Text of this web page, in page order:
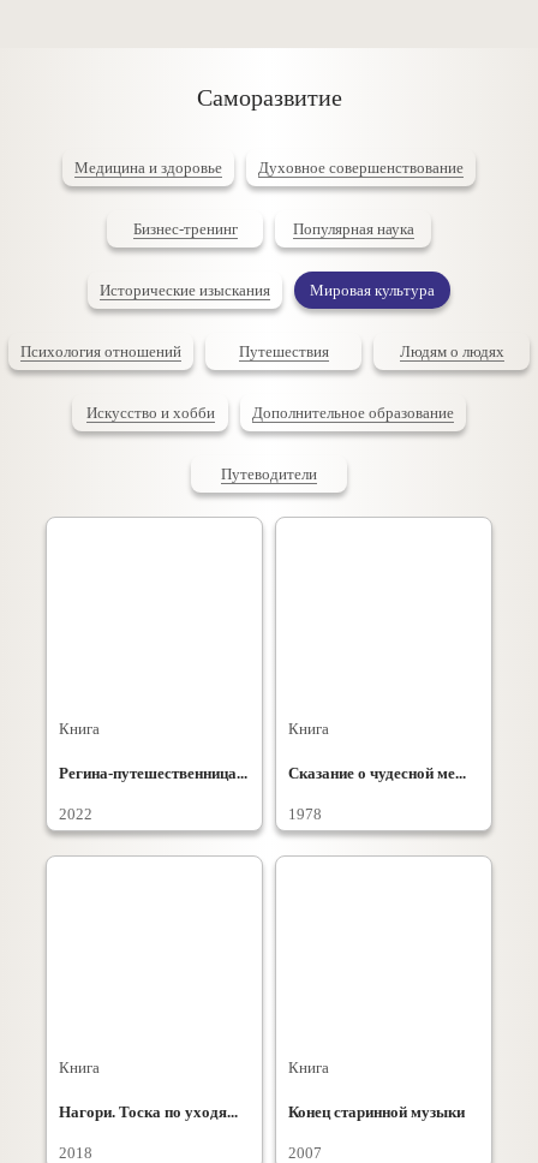
Саморазвитие
Медицина и здоровье Духовное совершенствование
Бизнес-тренинг Популярная наука
Исторические изыскания Мировая культура
Психология отношений Путешествия Людям о людях
Искусство и хобби Дополнительное образование
Путеводители
Книга
Регина-путешественница...
2022
Книга
Сказание о чудесной ме...
1978
Книга
Нагори. Тоска по уходя...
2018
Книга
Конец старинной музыки
2007